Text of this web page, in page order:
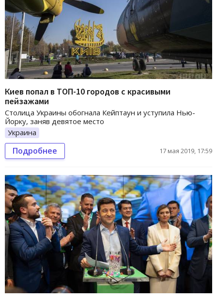
Киев попал в ТОП-10 городов с красивыми
пейзажами
Столица Украины обогнала Кейптаун и уступила Нью-
Йорку, заняв девятое место
Украина
Подробнее 17 мая 2019, 17:59